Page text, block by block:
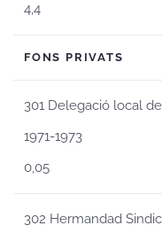
4,4
FONS PRIVATS
301 Delegació local
1971-1973
0,05
302 Hermandad